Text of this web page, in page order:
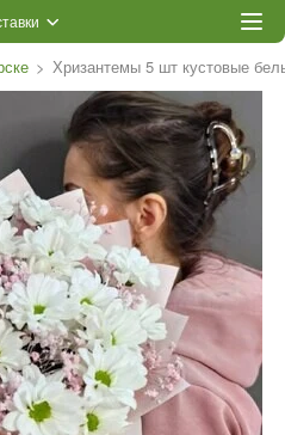
Хризантемы 5 шт кустовые